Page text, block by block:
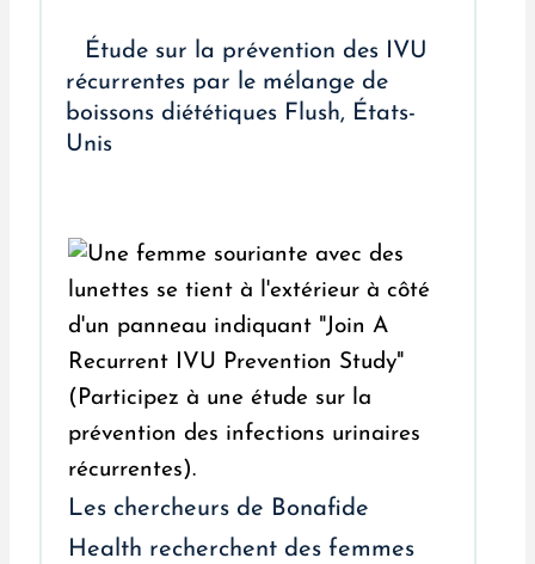
Étude sur la prévention des IVU
récurrentes par le mélange de
boissons diététiques Flush, États-
Unis
Les chercheurs de Bonafide
Health recherchent des femmes